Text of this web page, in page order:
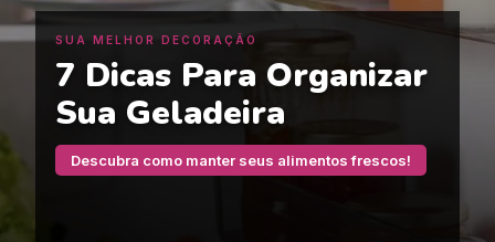
SUA MELHOR DECORAÇÃO
7 Dicas Para Organizar
Sua Geladeira
Descubra como manter seus alimentos frescos!